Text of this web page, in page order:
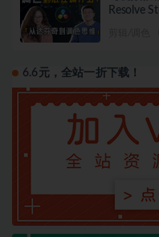
Resolve
6.6元，全站一折下载！